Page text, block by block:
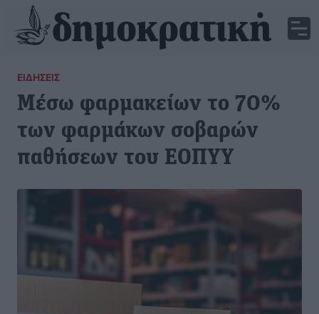
ΕΙΔΉΣΕΙΣ
Μέσω φαρμακείων το 70%
των φαρμάκων σοβαρών
παθήσεων του ΕΟΠΥΥ